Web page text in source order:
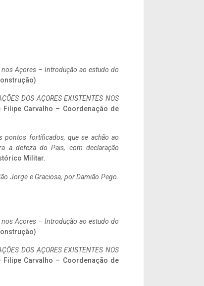
Açores – Introdução ao estudo do
DOS AÇORES EXISTENTES NOS
Carvalho – Coordenação de
pontos fortificados, que se achão ao
a defeza do Pais, com declaração
Militar.
Jorge e Graciosa, por Damião Pego.
Açores – Introdução ao estudo do
DOS AÇORES EXISTENTES NOS
Carvalho – Coordenação de